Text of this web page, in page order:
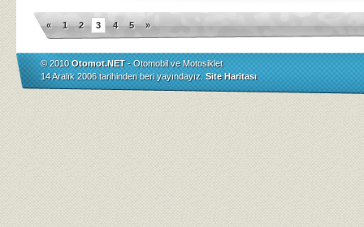
« 1 2 3 4 5 »
© 2010Otomot.NET- Otomobil ve Motosiklet
14 Aralık 2006 tarihinden beri yayındayız. Site Haritası